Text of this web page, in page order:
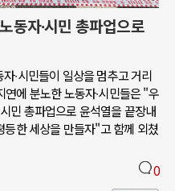
자∙시민 총파업으로
∙시민들이 일상을 멈추고 거리
에 분노한 노동자∙시민들은 "우
민 총파업으로 윤석열을 끝장내
한 세상을 만들자"고 함께 외쳤
0